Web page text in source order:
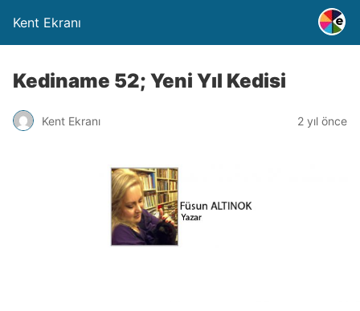
Kent Ekranı
Kediname 52; Yeni Yıl Kedisi
Kent Ekranı 2 yıl önce